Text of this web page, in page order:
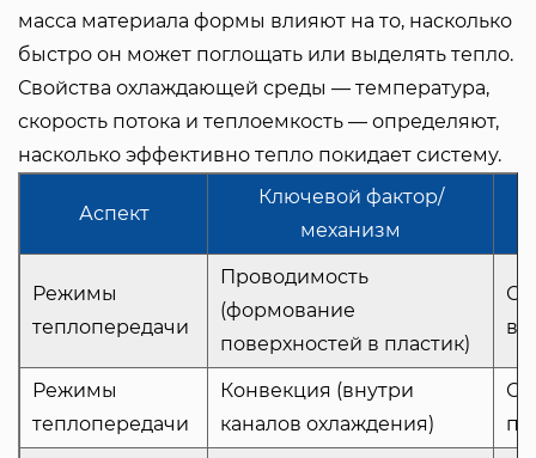
масса материала формы влияют на то, насколько
быстро он может поглощать или выделять тепло.
Свойства охлаждающей среды — температура,
скорость потока и теплоемкость — определяют,
насколько эффективно тепло покидает систему.
Аспект
Ключевой фактор/
механизм
Режимы
теплопередачи
Проводимость
(формование
поверхностей в пластик)
в/
Режимы
теплопередачи
Конвекция (внутри
каналов охлаждения)